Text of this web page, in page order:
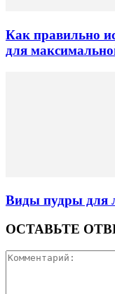
Как правильно
для
Виды пудры для
ОСТАВЬТЕ